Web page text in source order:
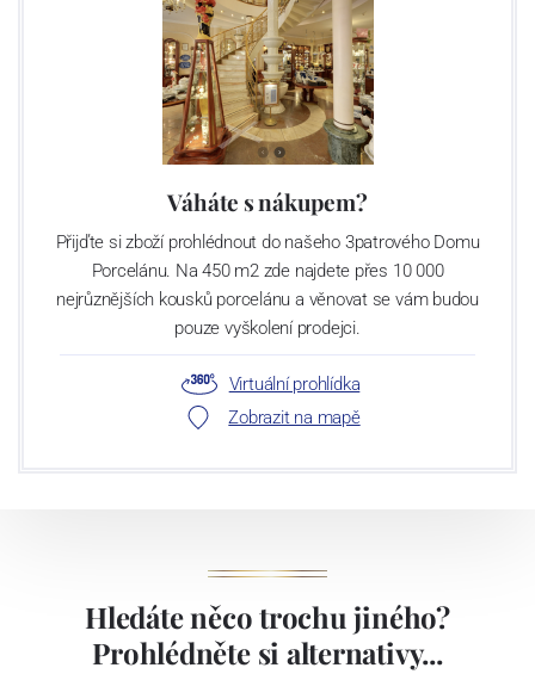
jihovýchodní Číně. Porcelán se zde ze špičkového kaolínu vyrábí již
Váháte s nákupem?
Přijďte si zboží prohlédnout do našeho 3patrového Domu
Porcelánu. Na 450 m2 zde najdete přes 10 000
nejrůznějších kousků porcelánu a věnovat se vám budou
pouze vyškolení prodejci.
Virtuální prohlídka
Zobrazit na mapě
Hledáte něco trochu jiného?
Prohlédněte si alternativy...